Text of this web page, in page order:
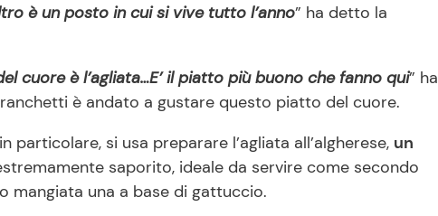
è un posto in cui si vive tutto l’anno” ha detto la
cuore è l’agliata…E’ il piatto più buono che fanno qui” ha
è andato a gustare questo piatto del cuore.
particolare, si usa preparare l’agliata all’algherese, un
saporito, ideale da servire come secondo
mangiata una a base di gattuccio.